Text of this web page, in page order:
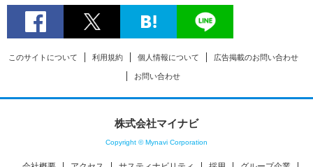
このサイトについて 利用規約 個人情報について 広告掲載のお問い合わせ
お問い合わせ
株式会社マイナビ
Copyright © Mynavi Corporation